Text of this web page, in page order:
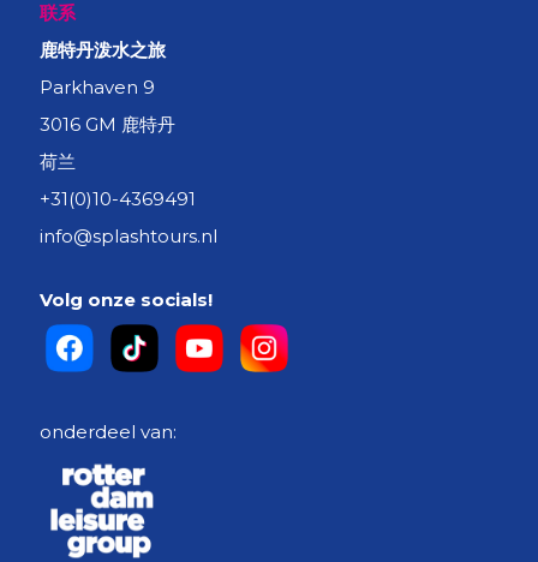
联系
鹿特丹泼水之旅
Parkhaven 9
3016 GM 鹿特丹
荷兰
+31(0)10-4369491
info@splashtours.nl
Volg onze socials!
onderdeel van: